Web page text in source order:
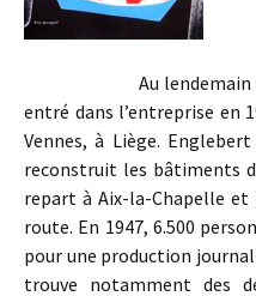
Au lendemain de la
entré dans l’entreprise en
Vennes, à Liège.
reconstruit les bâtiments
repart à Aix-la-Chapelle et
route. En 1947, 6.500
pour une production
trouve notamment des